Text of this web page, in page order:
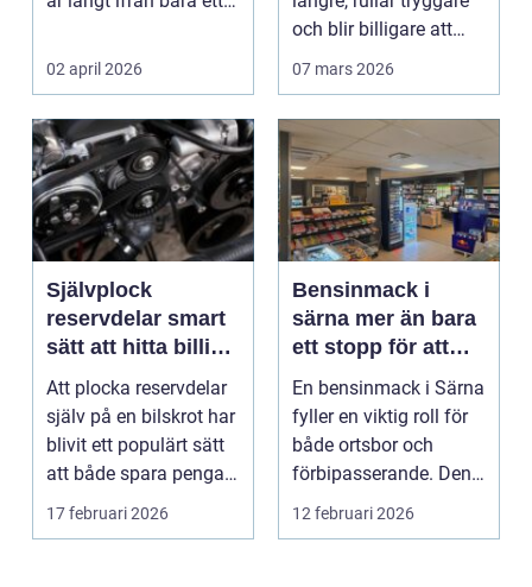
02 april 2026
och blir billigare att
äga. I ...
07 mars 2026
Självplock
reservdelar smart
sätt att hitta billiga
bildelar
Att plocka reservdelar
själv på en bilskrot har
blivit ett populärt sätt
att både spara pengar
och g...
17 februari 2026
Bensinmack i
särna mer än bara
ett stopp för att
tanka
En bensinmack i Särna
fyller en viktig roll för
både ortsbor och
förbipasserande. Den
fungerar som e...
12 februari 2026